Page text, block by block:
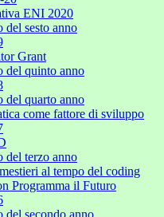
ENI 2020
del sesto anno
Grant
del quinto anno
del quarto anno
come fattore di sviluppo
del terzo anno
al tempo del coding
Programma il Futuro
del secondo anno